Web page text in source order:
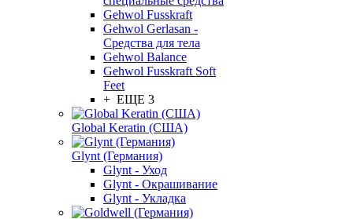
Gehwol Fusskraft
Gehwol Gerlasan -
Средства для тела
Gehwol Balance
Gehwol Fusskraft Soft
Feet
+ ЕЩЕ 3
Global Keratin (США)
Glynt (Германия)
Glynt - Уход
Glynt - Окрашивание
Glynt - Укладка